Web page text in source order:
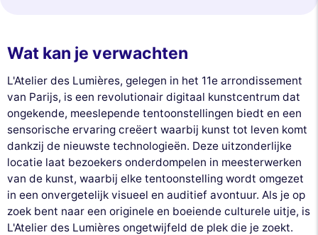
Wat kan je verwachten
L'Atelier des Lumières, gelegen in het 11e arrondissement
van Parijs, is een revolutionair digitaal kunstcentrum dat
ongekende, meeslepende tentoonstellingen biedt en een
sensorische ervaring creëert waarbij kunst tot leven komt
dankzij de nieuwste technologieën. Deze uitzonderlijke
locatie laat bezoekers onderdompelen in meesterwerken
van de kunst, waarbij elke tentoonstelling wordt omgezet
in een onvergetelijk visueel en auditief avontuur. Als je op
zoek bent naar een originele en boeiende culturele uitje, is
L'Atelier des Lumières ongetwijfeld de plek die je zoekt.